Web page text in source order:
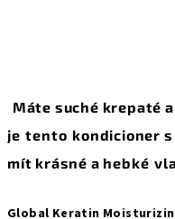
Máte suché krepaté
je tento kondicioner s
mít krásné a hebké
Global Keratin